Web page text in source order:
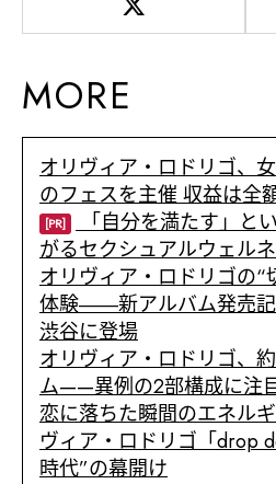
MORE
オリヴィア・ロドリゴ、
のフェスを主催 収益は全
[PR]
「自分を満たす」と
がるセクシュアルウェル
オリヴィア・ロドリゴの“
体験――新アルバム発売
渋谷に登場
オリヴィア・ロドリゴ、
ム——異例の2部構成に注
恋に落ちた瞬間のエネル
ヴィア・ロドリゴ「drop
時代”の幕開け